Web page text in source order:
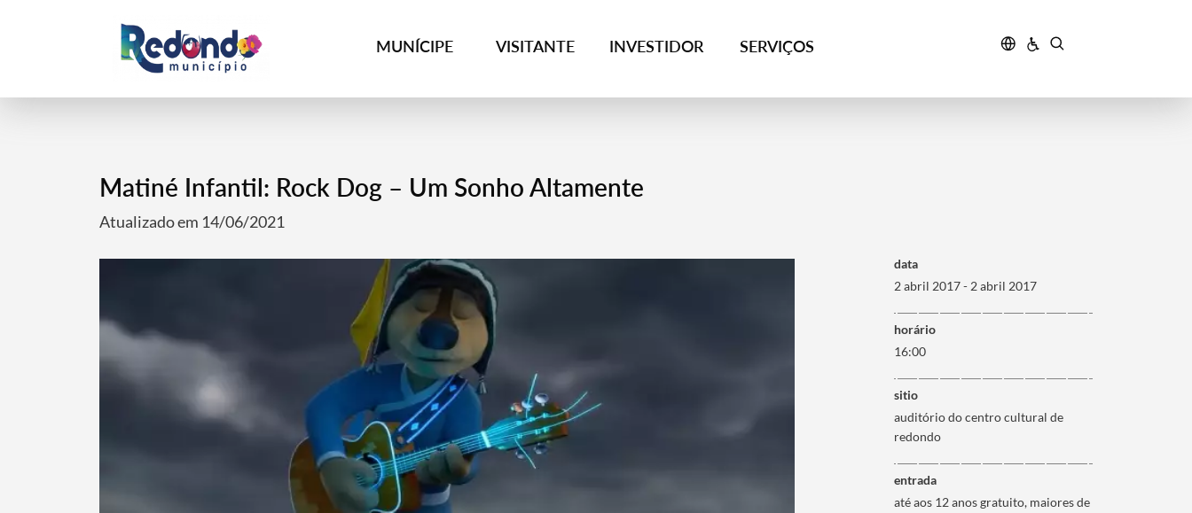
MUNÍCIPE VISITANTE INVESTIDOR SERVIÇOS
Matiné Infantil: Rock Dog – Um Sonho Altamente
Atualizado em 14/06/2021
data
2 abril 2017 - 2 abril 2017
horário
16:00
sitio
auditório do centro cultural de
redondo
entrada
até aos 12 anos gratuito, maiores de